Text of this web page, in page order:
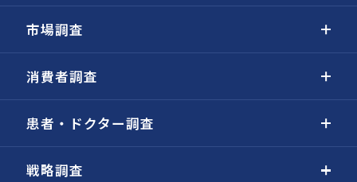
市場調査
消費者調査
患者・ドクター調査
戦略調査